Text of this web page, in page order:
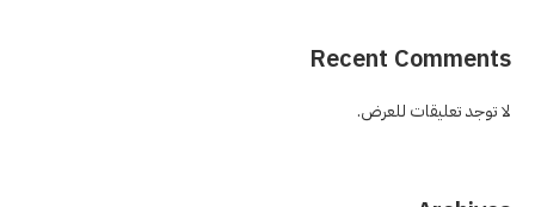
Recent Comments
لا توجد تعليقات للعرض.